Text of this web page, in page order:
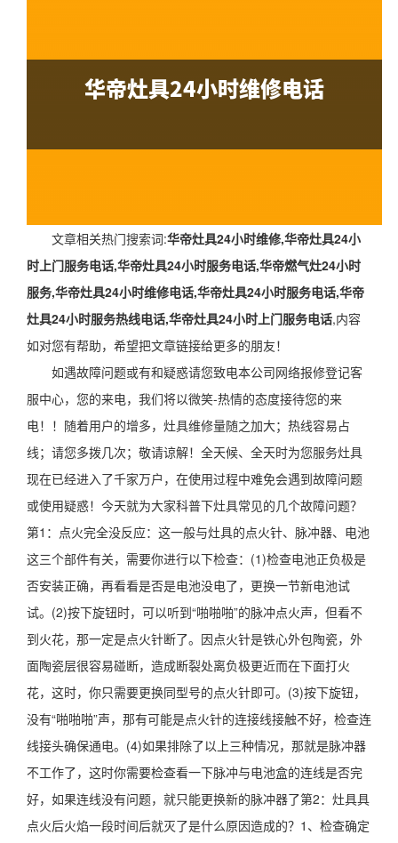
文章相关热门搜索词:华帝灶具24小时维修,华帝灶具24小
时上门服务电话,华帝灶具24小时服务电话,华帝燃气灶24小时
服务,华帝灶具24小时维修电话,华帝灶具24小时服务电话,华帝
灶具24小时服务热线电话,华帝灶具24小时上门服务电话,内容
如对您有帮助，希望把文章链接给更多的朋友！
如遇故障问题或有和疑惑请您致电本公司网络报修登记客
服中心，您的来电，我们将以微笑-热情的态度接待您的来
电！！随着用户的增多，灶具维修量随之加大；热线容易占
线；请您多拨几次；敬请谅解！全天候、全天时为您服务灶具
现在已经进入了千家万户，在使用过程中难免会遇到故障问题
或使用疑惑！今天就为大家科普下灶具常见的几个故障问题？
第1：点火完全没反应：这一般与灶具的点火针、脉冲器、电池
这三个部件有关，需要你进行以下检查：(1)检查电池正负极是
否安装正确，再看看是否是电池没电了，更换一节新电池试
试。(2)按下旋钮时，可以听到“啪啪啪”的脉冲点火声，但看不
到火花，那一定是点火针断了。因点火针是铁心外包陶瓷，外
面陶瓷层很容易碰断，造成断裂处离负极更近而在下面打火
花，这时，你只需要更换同型号的点火针即可。(3)按下旋钮，
没有“啪啪啪”声，那有可能是点火针的连接线接触不好，检查连
线接头确保通电。(4)如果排除了以上三种情况，那就是脉冲器
不工作了，这时你需要检查看一下脉冲与电池盒的连线是否完
好，如果连线没有问题，就只能更换新的脉冲器了第2：灶具具
点火后火焰一段时间后就灭了是什么原因造成的？1、检查确定